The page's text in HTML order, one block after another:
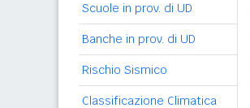
Scuole in prov. di UD
Banche in prov. di UD
Rischio Sismico
Classificazione Climatica